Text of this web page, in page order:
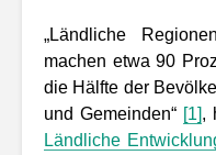
„Ländliche
machen etwa 90
die Hälfte der
und Gemeinden“ [1],
Ländliche